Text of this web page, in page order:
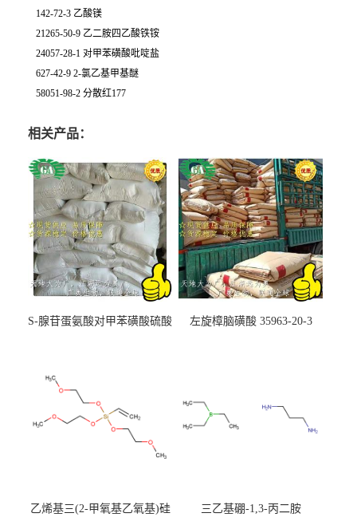
142-72-3 乙酸镁
21265-50-9 乙二胺四乙酸铁铵
24057-28-1 对甲苯磺酸吡啶盐
627-42-9 2-氯乙基甲基醚
58051-98-2 分散红177
相关产品：
S-腺苷蛋氨酸对甲苯磺酸硫酸
左旋樟脑磺酸 35963-20-3
乙烯基三(2-甲氧基乙氧基)硅 三乙基硼-1,3-丙二胺